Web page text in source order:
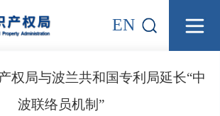
EN
权局与波兰共和国专利局延长“中
波联络员机制”